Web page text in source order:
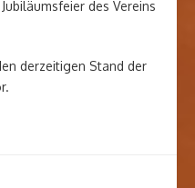
des Vereins
derzeitigen Stand der